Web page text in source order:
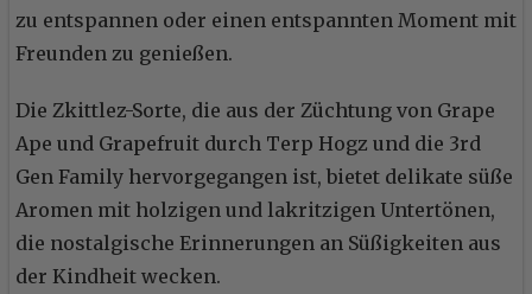
zu entspannen oder einen entspannten Moment mit
Freunden zu genießen.
Die Zkittlez-Sorte, die aus der Züchtung von Grape
Ape und Grapefruit durch Terp Hogz und die 3rd
Gen Family hervorgegangen ist, bietet delikate süße
Aromen mit holzigen und lakritzigen Untertönen,
die nostalgische Erinnerungen an Süßigkeiten aus
der Kindheit wecken.